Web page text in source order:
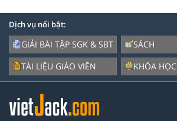
Dịch vụ nổi bật:
GIẢI BÀI TẬP SGK & SBT
TÀI LIỆU GIÁO VIÊN
SÁCH
KHÓA HỌC